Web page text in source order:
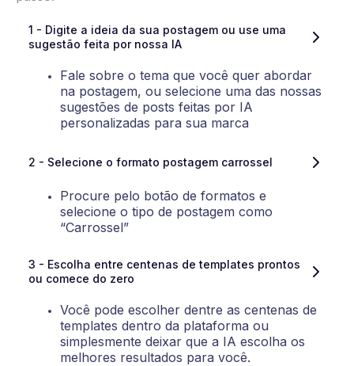
1 - Digite a ideia da sua postagem ou use uma
sugestão feita por nossa IA
Fale sobre o tema que você quer abordar
na postagem, ou selecione uma das nossas
sugestões de posts feitas por IA
personalizadas para sua marca
2 - Selecione o formato postagem carrossel
Procure pelo botão de formatos e
selecione o tipo de postagem como
“Carrossel”
3 - Escolha entre centenas de templates prontos
ou comece do zero
Você pode escolher dentre as centenas de
templates dentro da plataforma ou
simplesmente deixar que a IA escolha os
melhores resultados para você.